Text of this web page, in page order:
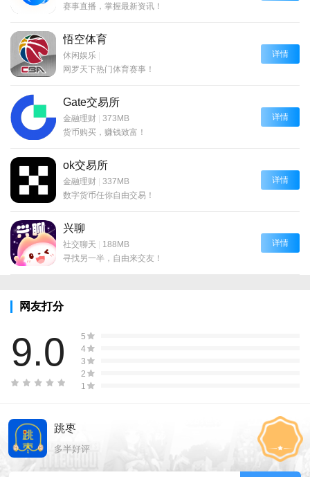
赛事直播，掌握最新资讯！
悟空体育
休闲娱乐 |
网罗天下热门体育赛事！
详情
Gate交易所
金融理财 | 373MB
货币购买，赚钱致富！
详情
ok交易所
金融理财 | 337MB
数字货币任你自由交易！
详情
兴聊
社交聊天 | 188MB
寻找另一半，自由来交友！
详情
网友打分
9.0
5
4
3
2
1
跳枣
多半好评